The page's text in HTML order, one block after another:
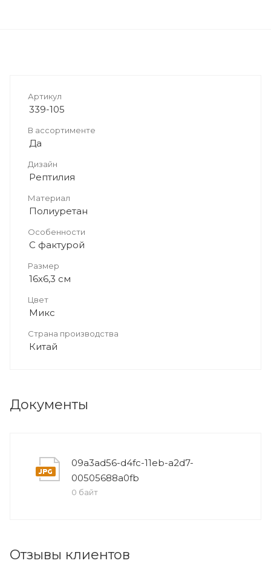
Артикул
339-105
В ассортименте
Да
Дизайн
Рептилия
Материал
Полиуретан
Особенности
С фактурой
Размер
16х6,3 см
Цвет
Микс
Страна производства
Китай
Документы
09a3ad56-d4fc-11eb-a2d7-
00505688a0fb
0 байт
Отзывы клиентов